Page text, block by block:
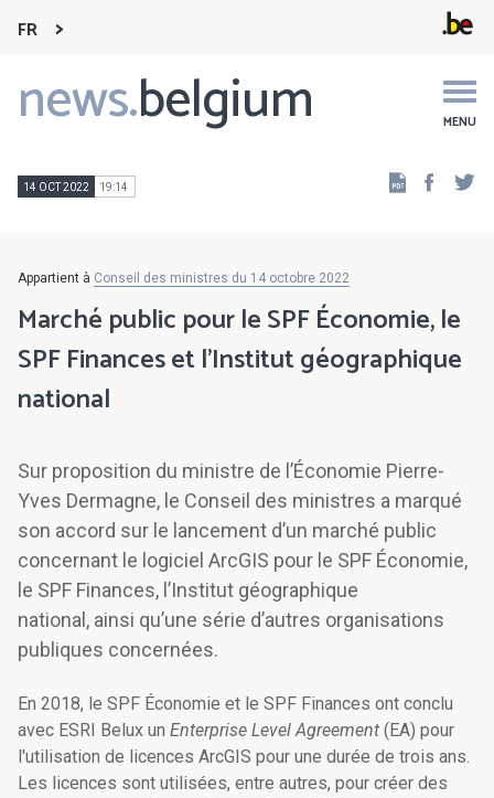
FR
news.belgium MENU
Main
navigation
14 OCT 2022 19:14
Appartient à Conseil des ministres du 14 octobre 2022
Marché public pour le SPF Économie, le
SPF Finances et l’Institut géographique
national
Sur proposition du ministre de l’Économie Pierre-
Yves Dermagne, le Conseil des ministres a marqué
son accord sur le lancement d’un marché public
concernant le logiciel ArcGIS pour le SPF Économie,
le SPF Finances, l’Institut géographique
national, ainsi qu’une série d’autres organisations
publiques concernées.
En 2018, le SPF Économie et le SPF Finances ont conclu
avec ESRI Belux un Enterprise Level Agreement (EA) pour
l'utilisation de licences ArcGIS pour une durée de trois ans.
Les licences sont utilisées, entre autres, pour créer des